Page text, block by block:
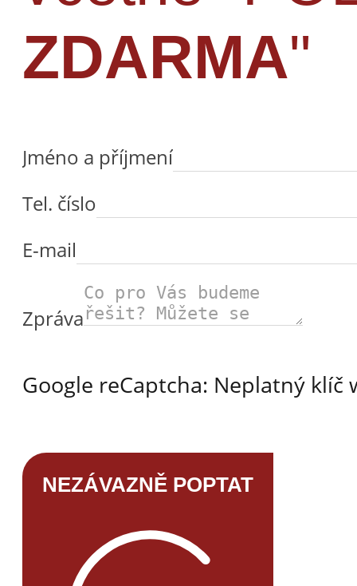
ZDARMA"
Jméno a příjmení
Tel. číslo
E-mail
Zpráva
Google reCaptcha: Neplatný klíč
NEZÁVAZNĚ POPTAT